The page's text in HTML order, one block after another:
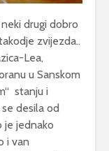
drugi dobro
zvijezda..
Lea,
u Sanskom
stanju i
desila od
je jednako
i van